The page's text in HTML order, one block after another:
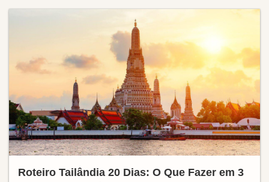
Roteiro Tailândia 20 Dias: O Que Fazer em 3